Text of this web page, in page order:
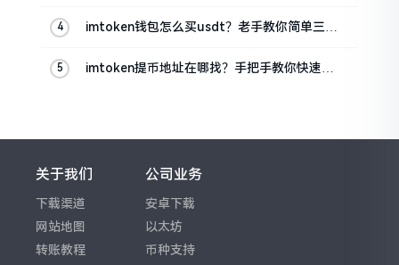
imtoken钱包怎么买usdt？老手教你简单三步
imtoken提币地址在哪找？手把手教你快速查
关于我们
下载渠道
网站地图
转账教程
公司业务
安卓下载
以太坊
币种支持